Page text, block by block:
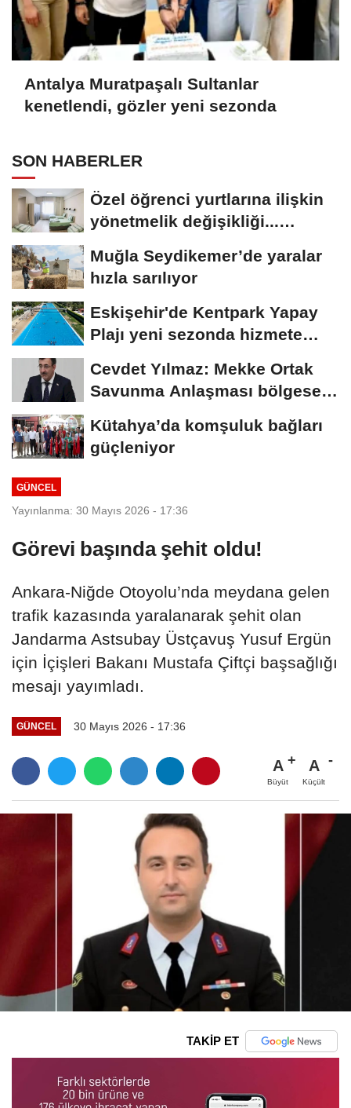
Antalya Muratpaşalı Sultanlar
kenetlendi, gözler yeni sezonda
SON HABERLER
Özel öğrenci yurtlarına ilişkin
yönetmelik değişikliği...
Muğla Seydikemer’de yaralar
hızla sarılıyor
Eskişehir'de Kentpark Yapay
Plajı yeni sezonda hizmete
Cevdet Yılmaz: Mekke Ortak
Savunma Anlaşması bölgesel
Kütahya’da komşuluk bağları
güçleniyor
GÜNCEL
Yayınlanma: 30 Mayıs 2026 - 17:36
Görevi başında şehit oldu!
Ankara-Niğde Otoyolu’nda meydana gelen
trafik kazasında yaralanarak şehit olan
Jandarma Astsubay Üstçavuş Yusuf Ergün
için İçişleri Bakanı Mustafa Çiftçi başsağlığı
mesajı yayımladı.
GÜNCEL 30 Mayıs 2026 - 17:36
A
Büyüt
A
Küçült
TAKİP ET